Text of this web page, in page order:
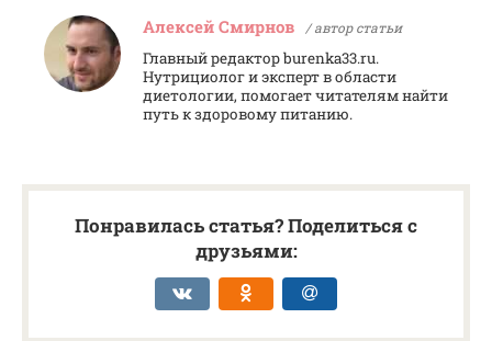
Алексей Смирнов / автор статьи
Главный редактор burenka33.ru.
Нутрициолог и эксперт в области
диетологии, помогает читателям найти
путь к здоровому питанию.
Понравилась статья? Поделиться с
друзьями: